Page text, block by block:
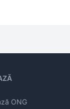
ONG